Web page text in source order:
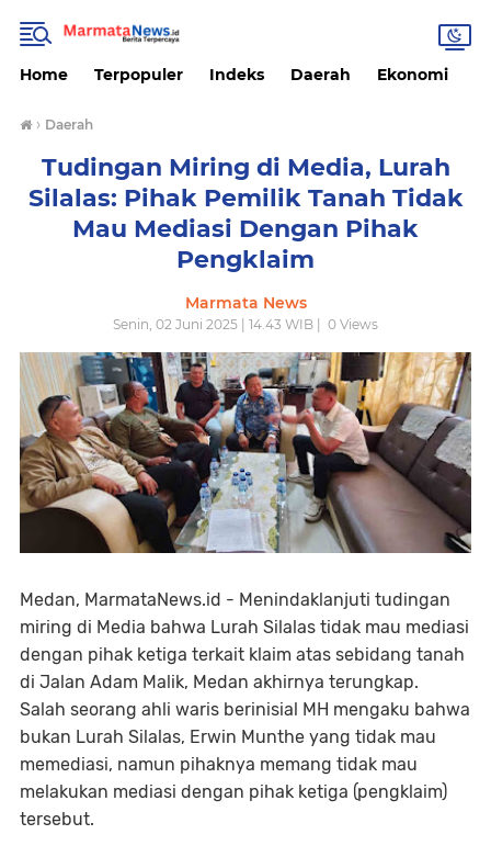
Home Terpopuler Indeks Daerah Ekonomi
› Daerah
Tudingan Miring di Media, Lurah
Silalas: Pihak Pemilik Tanah Tidak
Mau Mediasi Dengan Pihak
Pengklaim
Marmata News
Senin, 02 Juni 2025 | 14.43 WIB | 0 Views
Medan, MarmataNews.id - Menindaklanjuti tudingan
miring di Media bahwa Lurah Silalas tidak mau mediasi
dengan pihak ketiga terkait klaim atas sebidang tanah
di Jalan Adam Malik, Medan akhirnya terungkap.
Salah seorang ahli waris berinisial MH mengaku bahwa
bukan Lurah Silalas, Erwin Munthe yang tidak mau
memediasi, namun pihaknya memang tidak mau
melakukan mediasi dengan pihak ketiga (pengklaim)
tersebut.